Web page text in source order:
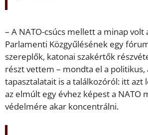
– A NATO-csúcs mellett a minap volt
Parlamenti Közgyűlésének egy
szereplők, katonai szakértők
részt vettem – mondta el a
tapasztalatait is a találkozóról: itt azt
az elmúlt egy évhez képest a NATO
védelmére akar koncentrálni.